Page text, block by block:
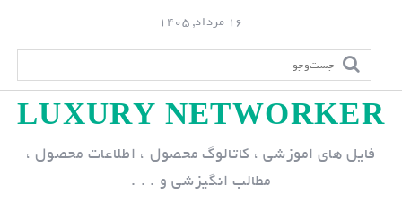
p
16 مرداد, 1405
LUXURY NETWORKER
فایل های اموزشی ، کاتالوگ محصول ، اطلاعات محصول ،
مطالب انگیزشی و . . .